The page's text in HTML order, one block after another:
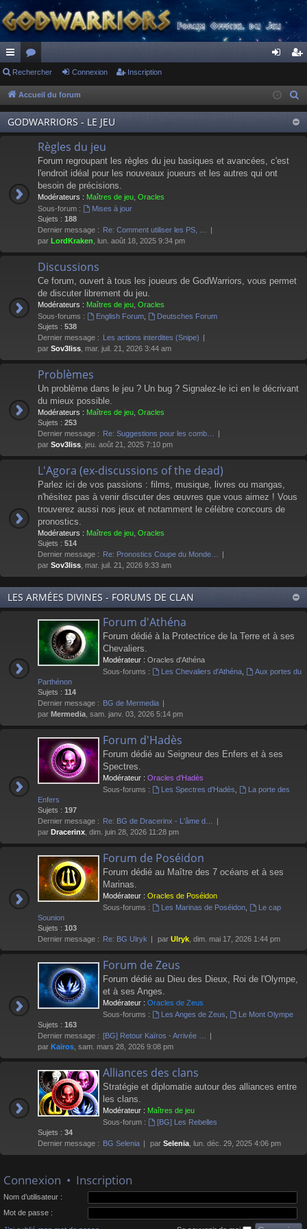
ac
co
ur
ci
or
u
m
s
ne
xi
on
cri
pti
on
Rechercher Connexion Inscription
Accueil du forum
GODWARRIORS - LE JEU
Règles du jeu
Forum regroupant les règles du jeu basiques et avancées, c'est
l'endroit idéal pour les nouveaux joueurs et les autres qui ont
besoin de précisions.
Modérateurs : Maîtres de jeu Oracles
Sous-forum :
Mises à jour
Sujets : 188
Dernier message : Re: Comment utiliser les PS, …
par LordKraken , lun. août 18, 2025 9:34 pm
Discussions
Ce forum, ouvert à tous les joueurs de GodWarriors, vous permet
de discuter librement du jeu.
Modérateurs : Maîtres de jeu Oracles
Sous-forums :
English Forum,
Deutsches Forum
Sujets : 538
Dernier message : Les actions interdites (Snipe)
par Sov3liss , mar. juil. 21, 2026 3:44 am
Problèmes
Un problème dans le jeu ? Un bug ? Signalez-le ici en le décrivant
du mieux possible.
Modérateurs : Maîtres de jeu Oracles
Sujets : 253
Dernier message : Re: Suggestions pour les comb…
par Sov3liss , jeu. août 21, 2025 7:10 pm
L'Agora (ex-discussions of the dead)
Parlez ici de vos passions : films, musique, livres ou mangas,
n'hésitez pas à venir discuter des œuvres que vous aimez ! Vous
trouverez aussi nos jeux et notamment le célèbre concours de
pronostics.
Modérateurs : Maîtres de jeu Oracles
Sujets : 514
Dernier message : Re: Pronostics Coupe du Monde…
par Sov3liss , mar. juil. 21, 2026 9:33 am
LES ARMÉES DIVINES - FORUMS DE CLAN
Forum d'Athéna
Forum dédié à la Protectrice de la Terre et à ses
Chevaliers.
Modérateur : Oracles d'Athéna
Sous-forums :
Les Chevaliers d'Athéna,
Aux portes du
Parthénon
Sujets : 114
Dernier message : BG de Mermedia
par Mermedia , sam. janv. 03, 2026 5:14 pm
Forum d'Hadès
Forum dédié au Seigneur des Enfers et à ses
Spectres.
Modérateur : Oracles d'Hadès
Sous-forums :
Les Spectres d'Hadès
La porte des
Enfers
Sujets : 197
Dernier message : Re: BG de Dracerinx - L'âme d…
par Dracerinx , dim. juin 28, 2026 11:28 pm
Forum de Poséidon
Forum dédié au Maître des 7 océans et à ses
Marinas.
Modérateur : Oracles de Poséidon
Sous-forums :
Les Marinas de Poséidon,
Le cap
Sounion
Sujets : 103
Dernier message : Re: BG Ulryk par Ulryk , dim. mai 17, 2026 1:44 pm
Forum de Zeus
Forum dédié au Dieu des Dieux, Roi de l'Olympe,
et à ses Anges.
Modérateur : Oracles de Zeus
Sous-forums :
Les Anges de Zeus
Le Mont Olympe
Sujets : 163
Dernier message : [BG] Retour Kaïros - Arrivée …
par Kaïros , sam. mars 28, 2026 9:08 pm
Alliances des clans
Stratégie et diplomatie autour des alliances entre
les clans.
Modérateur : Maîtres de jeu
Sous-forum :
[BG] Les Rebelles
Sujets : 34
Dernier message : BG Selenia par Selenia , lun. déc. 29, 2025 4:06 pm
Connexion • Inscription
Nom d’utilisateur :
Mot de passe :